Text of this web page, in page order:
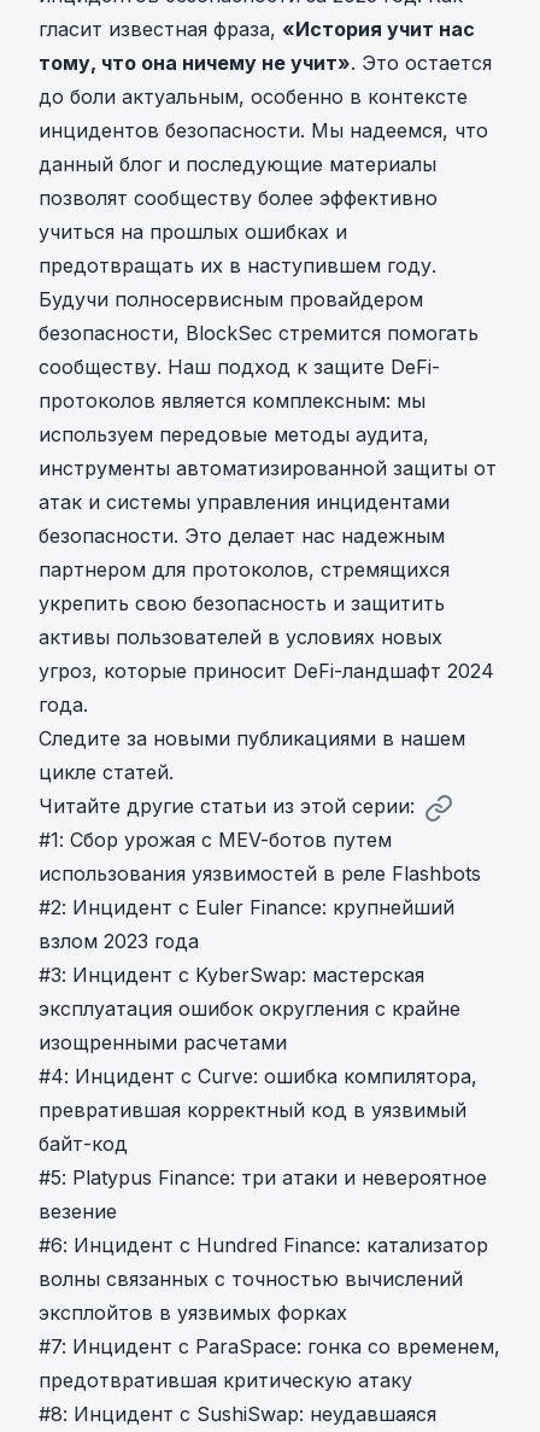
гласит известная фраза, «История учит нас
тому, что она ничему не учит». Это остается
до боли актуальным, особенно в контексте
инцидентов безопасности. Мы надеемся, что
данный блог и последующие материалы
позволят сообществу более эффективно
учиться на прошлых ошибках и
предотвращать их в наступившем году.
Будучи полносервисным провайдером
безопасности, BlockSec стремится помогать
сообществу. Наш подход к защите DeFi-
протоколов является комплексным: мы
используем передовые методы аудита,
инструменты автоматизированной защиты от
атак и системы управления инцидентами
безопасности. Это делает нас надежным
партнером для протоколов, стремящихся
укрепить свою безопасность и защитить
активы пользователей в условиях новых
угроз, которые приносит DeFi-ландшафт 2024
года.
Следите за новыми публикациями в нашем
цикле статей.
Читайте другие статьи из этой серии:
#1: Сбор урожая с MEV-ботов путем
использования уязвимостей в реле Flashbots
#2: Инцидент с Euler Finance: крупнейший
взлом 2023 года
#3: Инцидент с KyberSwap: мастерская
эксплуатация ошибок округления с крайне
изощренными расчетами
#4: Инцидент с Curve: ошибка компилятора,
превратившая корректный код в уязвимый
байт-код
#5: Platypus Finance: три атаки и невероятное
везение
#6: Инцидент с Hundred Finance: катализатор
волны связанных с точностью вычислений
эксплойтов в уязвимых форках
#7: Инцидент с ParaSpace: гонка со временем,
предотвратившая критическую атаку
#8: Инцидент с SushiSwap: неудавшаяся